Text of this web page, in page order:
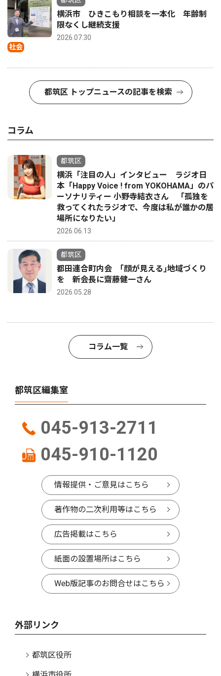
社会
横浜市 ひきこもり相談を一本化 年齢制
限なくし継続支援
2026.07.30
都筑区 トップニュースの記事を検索
コラム
都筑区
横浜「注目の人」インタビュー ラジオ日
本「Happy Voice ! from YOKOHAMA」のパ
ーソナリティー 小野寺結衣さん 「孤独を
救ってくれたラジオで、今度は私が誰かの居
場所になりたい」
2026.06.13
都筑区
都田連合町内会 ｢顔が見える｣地域づくり
を 新会長に齋藤健一さん
2026.05.28
コラム一覧
都筑区編集室
045-913-2711
045-910-1120
情報提供・ご意見はこちら
著作物の二次利用等はこちら
広告掲載はこちら
紙面の設置場所はこちら
Web版記事のお問合せはこちら
外部リンク
都筑区役所